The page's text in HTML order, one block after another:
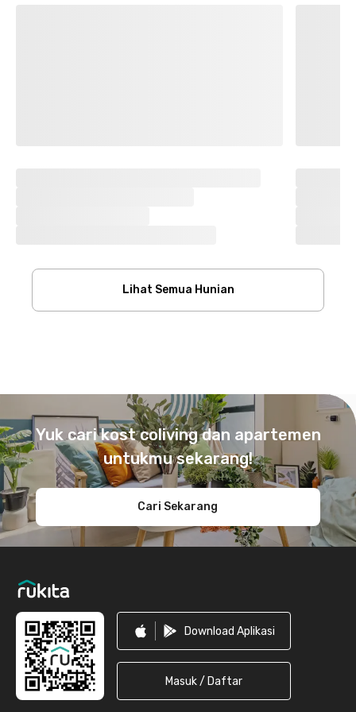
Lihat Semua Hunian
Yuk cari kost coliving dan apartemen
untukmu sekarang!
Cari Sekarang
Download Aplikasi
Masuk / Daftar